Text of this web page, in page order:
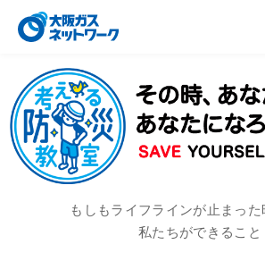
もしもライフラインが止まった
私たちができること